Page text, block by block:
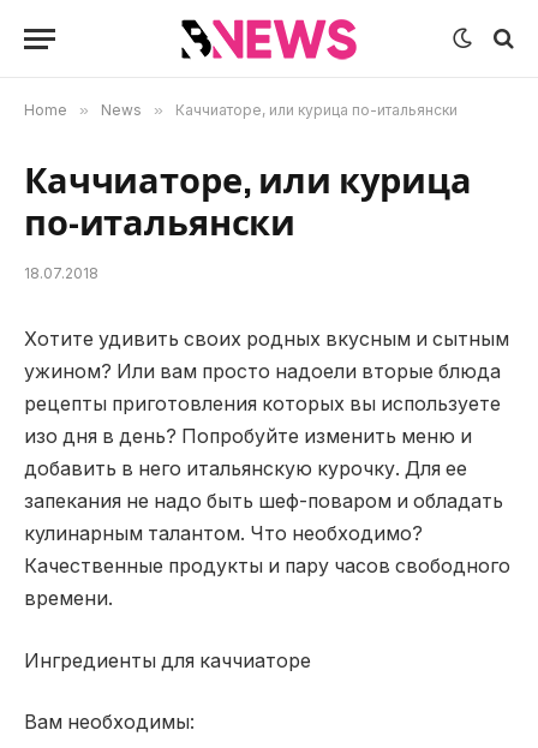
Home » News » Каччиаторе, или курица по-итальянски
Каччиаторе, или курица
по-итальянски
18.07.2018
Хотите удивить своих родных вкусным и сытным
ужином? Или вам просто надоели вторые блюда
рецепты приготовления которых вы используете
изо дня в день? Попробуйте изменить меню и
добавить в него итальянскую курочку. Для ее
запекания не надо быть шеф-поваром и обладать
кулинарным талантом. Что необходимо?
Качественные продукты и пару часов свободного
времени.
Ингредиенты для каччиаторе
Вам необходимы: